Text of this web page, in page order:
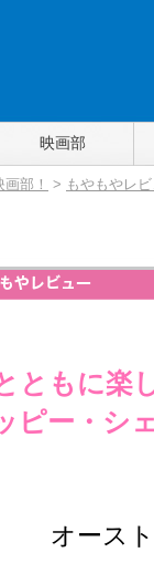
映画部
部！ > もやもやレ
ともに楽
ピー・シ
オース